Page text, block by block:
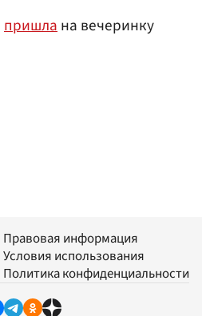
пришлана вечеринку
Правовая информация
Условия использования
Политика конфиденциальности